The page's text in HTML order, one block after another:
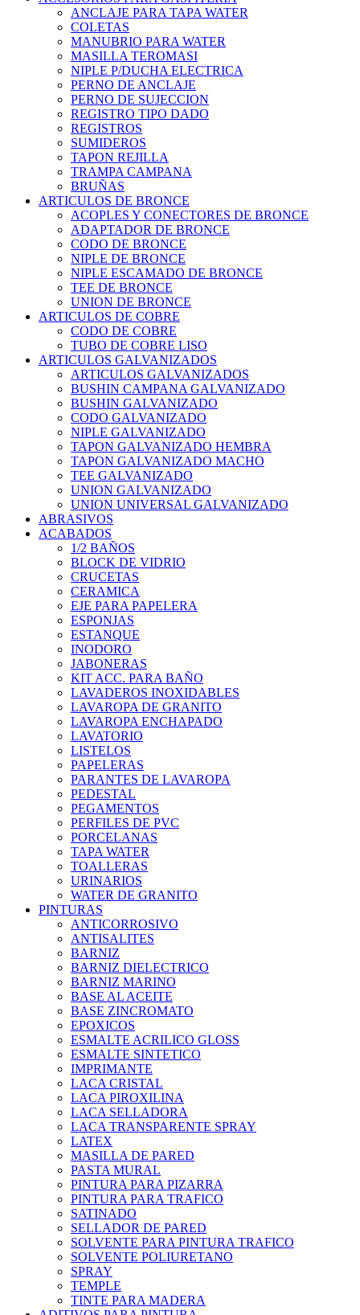
ANCLAJE PARA TAPA WATER
COLETAS
MANUBRIO PARA WATER
MASILLA TEROMASI
NIPLE P/DUCHA ELECTRICA
PERNO DE ANCLAJE
PERNO DE SUJECCION
REGISTRO TIPO DADO
REGISTROS
SUMIDEROS
TAPON REJILLA
TRAMPA CAMPANA
BRUÑAS
ARTICULOS DE BRONCE
ACOPLES Y CONECTORES DE BRONCE
ADAPTADOR DE BRONCE
CODO DE BRONCE
NIPLE DE BRONCE
NIPLE ESCAMADO DE BRONCE
TEE DE BRONCE
UNION DE BRONCE
ARTICULOS DE COBRE
CODO DE COBRE
TUBO DE COBRE LISO
ARTICULOS GALVANIZADOS
ARTICULOS GALVANIZADOS
BUSHIN CAMPANA GALVANIZADO
BUSHIN GALVANIZADO
CODO GALVANIZADO
NIPLE GALVANIZADO
TAPON GALVANIZADO HEMBRA
TAPON GALVANIZADO MACHO
TEE GALVANIZADO
UNION GALVANIZADO
UNION UNIVERSAL GALVANIZADO
ABRASIVOS
ACABADOS
1/2 BAÑOS
BLOCK DE VIDRIO
CRUCETAS
CERAMICA
EJE PARA PAPELERA
ESPONJAS
ESTANQUE
INODORO
JABONERAS
KIT ACC. PARA BAÑO
LAVADEROS INOXIDABLES
LAVAROPA DE GRANITO
LAVAROPA ENCHAPADO
LAVATORIO
LISTELOS
PAPELERAS
PARANTES DE LAVAROPA
PEDESTAL
PEGAMENTOS
PERFILES DE PVC
PORCELANAS
TAPA WATER
TOALLERAS
URINARIOS
WATER DE GRANITO
PINTURAS
ANTICORROSIVO
ANTISALITES
BARNIZ
BARNIZ DIELECTRICO
BARNIZ MARINO
BASE AL ACEITE
BASE ZINCROMATO
EPOXICOS
ESMALTE ACRILICO GLOSS
ESMALTE SINTETICO
IMPRIMANTE
LACA CRISTAL
LACA PIROXILINA
LACA SELLADORA
LACA TRANSPARENTE SPRAY
LATEX
MASILLA DE PARED
PASTA MURAL
PINTURA PARA PIZARRA
PINTURA PARA TRAFICO
SATINADO
SELLADOR DE PARED
SOLVENTE PARA PINTURA TRAFICO
SOLVENTE POLIURETANO
SPRAY
TEMPLE
TINTE PARA MADERA